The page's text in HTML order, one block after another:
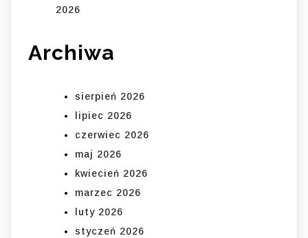
2026
Archiwa
sierpień 2026
lipiec 2026
czerwiec 2026
maj 2026
kwiecień 2026
marzec 2026
luty 2026
styczeń 2026